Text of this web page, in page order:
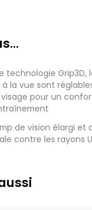
il est encore plus
Commandez en ligne
de retrait lors de
dès que vos
complets :
effectués par
emballé dans
le délai total,
sur commande,
de la disponibilité
technologie Grip3D,
la vue sont
pour un
de vision élargi et
contre les rayons